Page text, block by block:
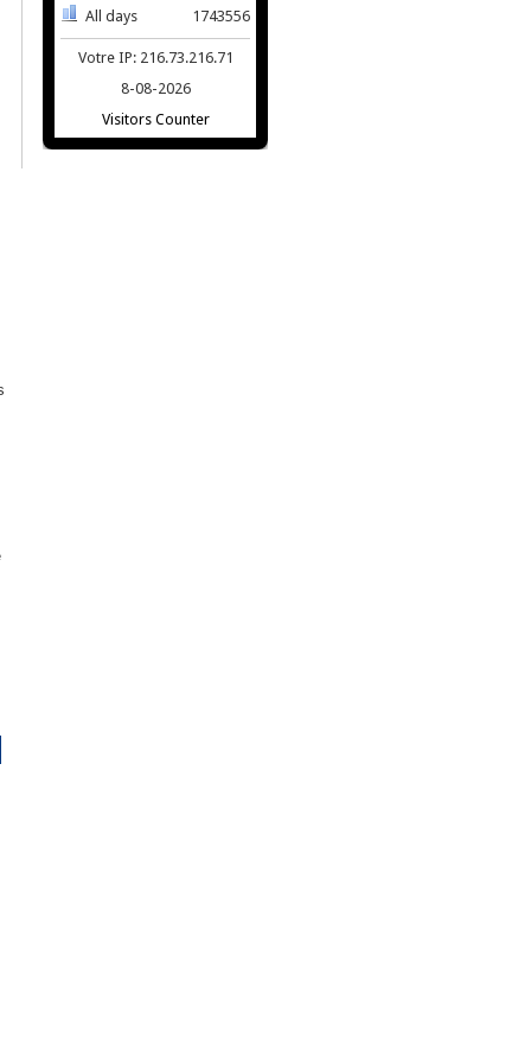
All days 1743556
Votre IP: 216.73.216.71
8-08-2026
Visitors Counter